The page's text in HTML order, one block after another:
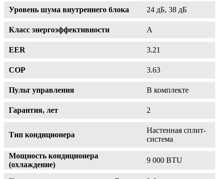
Уровень шума внутреннего блока 24 дБ, 38 дБ
Класс энергоэффективности A
EER 3.21
COP 3.63
Пульт управления В комплекте
Гарантия, лет 2
Тип кондиционера
Настенная сплит-
система
Мощность кондиционера
(охлаждение)
9 000 BTU